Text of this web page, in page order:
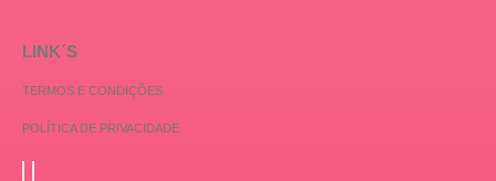
LINK´S
TERMOS E CONDIÇÕES
POLÍTICA DE PRIVACIDADE